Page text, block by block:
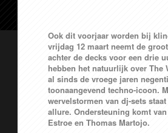
Ook dit voorjaar worden bij
vrijdag 12 maart neemt de
achter de decks voor een drie
hebben het natuurlijk over The
al sinds de vroege jaren
toonaangevend techno-icoon.
wervelstormen van dj-sets
allure. Ondersteuning komt
Estroe en Thomas Martojo.